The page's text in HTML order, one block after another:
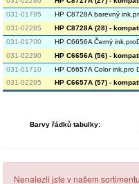
031-01795
HP C8728A barevný
031-02285
HP C8728A (28) -
031-01700
HP C6656A Černý
031-02290
HP C6656A (56) -
031-01710
HP C6657A Color ink.pro
031-02295
HP C6657A (57) -
Barvy řádků tabulky:
Nenalezli jste v našem